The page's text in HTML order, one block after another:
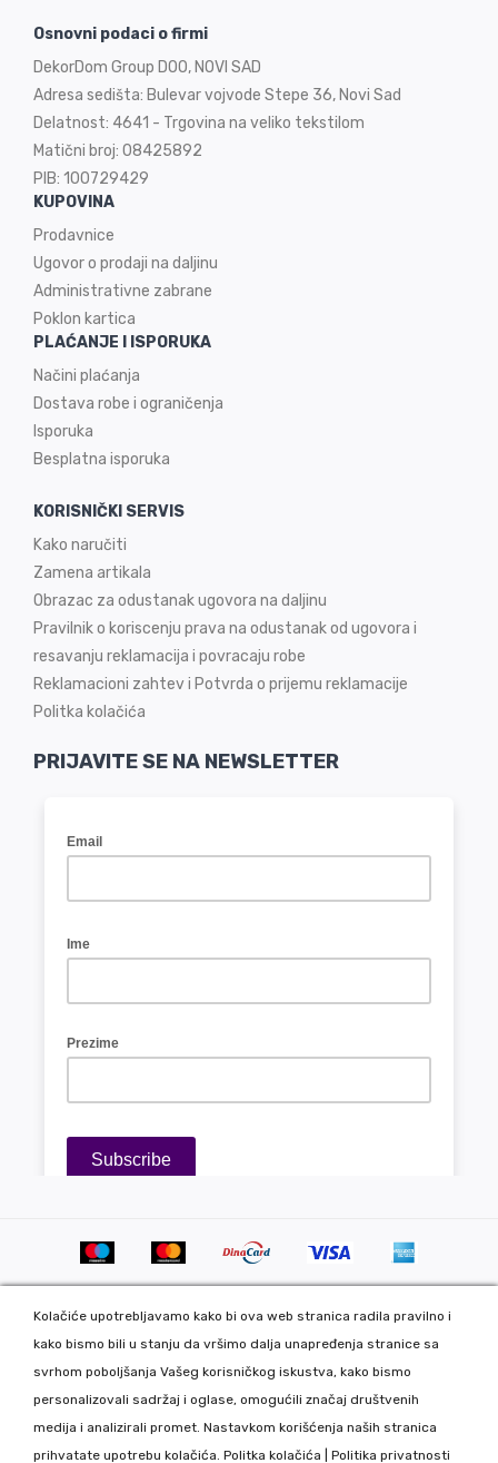
Kolačiće upotrebljavamo kako bi ova web stranica radila pravilno i
kako bismo bili u stanju da vršimo dalja unapređenja stranice sa
svrhom poboljšanja Vašeg korisničkog iskustva, kako bismo
personalizovali sadržaj i oglase, omogućili značaj društvenih
medija i analizirali promet. Nastavkom korišćenja naših stranica
prihvatate upotrebu kolačića. Politka kolačića Politika privatnosti
Osnovni podaci o firmi
DekorDom Group DOO, NOVI SAD
Adresa sedišta: Bulevar vojvode Stepe 36, Novi Sad
Delatnost: 4641 - Trgovina na veliko tekstilom
Matični broj: 08425892
PIB: 100729429
KUPOVINA
Prodavnice
Ugovor o prodaji na daljinu
Administrativne zabrane
Poklon kartica
PLAĆANJE I ISPORUKA
Načini plaćanja
Dostava robe i ograničenja
Isporuka
Besplatna isporuka
KORISNIČKI SERVIS
Kako naručiti
Zamena artikala
Obrazac za odustanak ugovora na daljinu
Pravilnik o koriscenju prava na odustanak od ugovora i
resavanju reklamacija i povracaju robe
Reklamacioni zahtev i Potvrda o prijemu reklamacije
Politka kolačića
PRIJAVITE SE NA NEWSLETTER
Copyright 2020 DekorDom Group DOO. All Rights Reserved. Web
development: CMS by Global Webmasters -